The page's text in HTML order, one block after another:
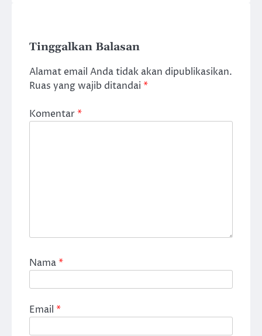
Tinggalkan Balasan
Alamat email Anda tidak akan dipublikasikan.
Ruas yang wajib ditandai *
Komentar*
Nama*
Email *